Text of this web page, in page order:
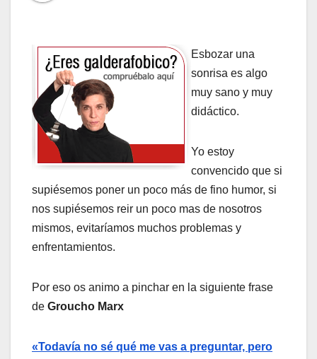
Esbozar una
sonrisa es algo
muy sano y muy
didáctico.
Yo estoy
convencido que si
supiésemos poner un poco más de fino humor, si
nos supiésemos reir un poco mas de nosotros
mismos, evitarí­amos muchos problemas y
enfrentamientos.
Por eso os animo a pinchar en la siguiente frase
de Groucho Marx
«Todaví­a no sé qué me vas a preguntar, pero